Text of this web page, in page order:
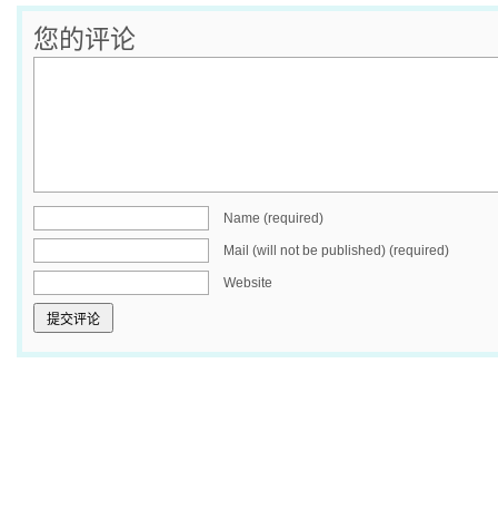
您的评论
Name (required)
Mail (will not be published) (required)
Website